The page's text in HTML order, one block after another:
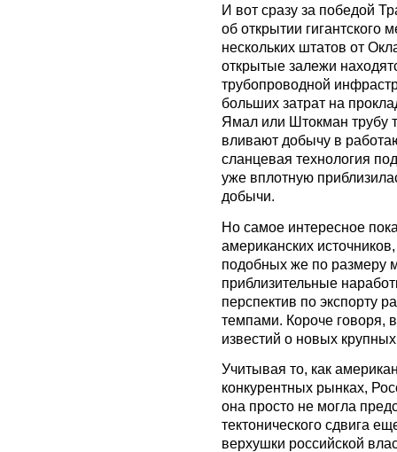
И вот сразу за победой
об открытии гигантского
нескольких штатов от
открытые залежи
трубопроводной
больших затрат на
Ямал или Штокман трубу
вливают добычу в
сланцевая технология
уже вплотную
добычи.
Но самое интересное
американских
подобных же по размеру
приблизительные
перспектив по экспорту
темпами. Короче говоря,
известий о новых
Учитывая то, как
конкурентных рынках,
она просто не могла
тектонического сдвига
верхушки российской